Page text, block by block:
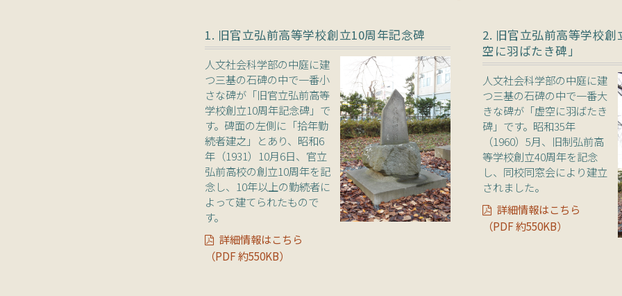
1. 旧官立弘前高等学校創立10周年記念碑
人文社会科学部の中庭に建
つ三基の石碑の中で一番小
さな碑が「旧官立弘前高等
学校創立10周年記念碑」で
す。碑面の左側に「拾年勤
続者建之」とあり、昭和6
年（1931）10月6日、官立
弘前高校の創立10周年を記
念し、10年以上の勤続者に
よって建てられたもので
す。
詳細情報はこちら
（PDF 約550KB）
2. 旧官立弘前高等学校
空に羽ばたき碑」
人文社会科学部の中庭に建
つ三基の石碑の中で一番大
きな碑が「虚空に羽ばたき
碑」です。昭和35年
（1960）5月、旧制弘前高
等学校創立40周年を記念
し、同校同窓会により建立
されました。
詳細情報はこちら
（PDF 約550KB）